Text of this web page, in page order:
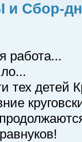
Сбор-
работа...
тех детей